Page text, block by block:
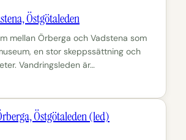
Östgötaleden
mellan Örberga och Vadstena som
en stor skeppssättning och
Vandringsleden är…
Östgötaleden (led)